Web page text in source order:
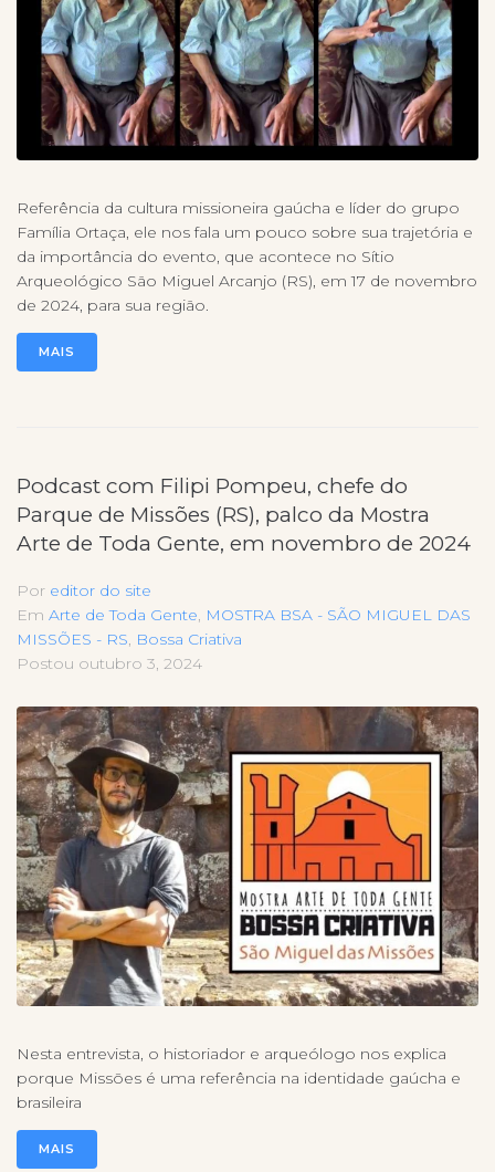
Referência da cultura missioneira gaúcha e líder do grupo
Família Ortaça, ele nos fala um pouco sobre sua trajetória e
da importância do evento, que acontece no Sítio
Arqueológico São Miguel Arcanjo (RS), em 17 de novembro
de 2024, para sua região.
MAIS
Podcast com Filipi Pompeu, chefe do
Parque de Missões (RS), palco da Mostra
Arte de Toda Gente, em novembro de 2024
Por editor do site
Em Arte de Toda Gente, MOSTRA BSA - SÃO MIGUEL DAS
MISSÕES - RS, Bossa Criativa
Postou outubro 3, 2024
Nesta entrevista, o historiador e arqueólogo nos explica
porque Missões é uma referência na identidade gaúcha e
brasileira
MAIS